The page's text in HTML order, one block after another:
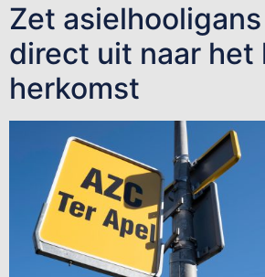
Zet
direct uit naar het
herkomst